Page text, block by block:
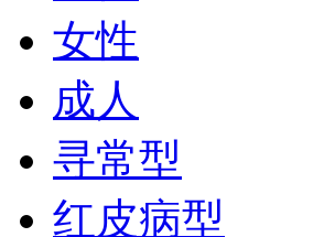
女性
成人
寻常型
红皮病型